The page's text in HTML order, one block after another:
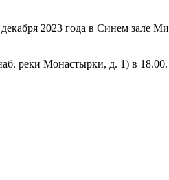
2023 года в Синем зале
реки Монастырки, д. 1) в 18.00.